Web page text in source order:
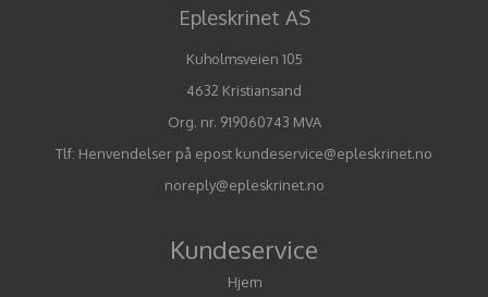
Epleskrinet AS
Kuholmsveien 105
4632 Kristiansand
Org. nr. 919060743 MVA
Tlf: Henvendelser på epost kundeservice@epleskrinet.no
noreply@epleskrinet.no
Kundeservice
Hjem